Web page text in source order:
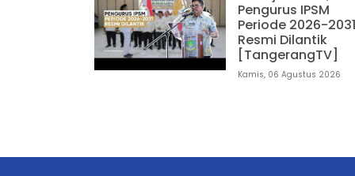
Pengurus IPSM
Periode 2026-2031
Resmi Dilantik
[TangerangTV]
Kamis, 06 Agustus 2026